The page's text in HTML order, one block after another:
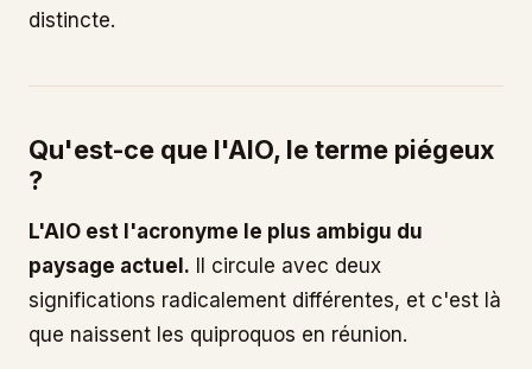
distincte.
Qu'est-ce que l'AIO, le terme piégeux
?
L'AIO est l'acronyme le plus ambigu du
paysage actuel. Il circule avec deux
significations radicalement différentes, et c'est là
que naissent les quiproquos en réunion.